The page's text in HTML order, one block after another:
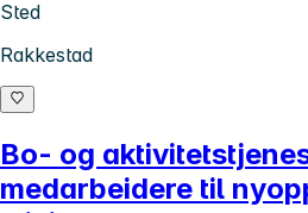
Sted
Rakkestad
Bo- og
medarbeidere til